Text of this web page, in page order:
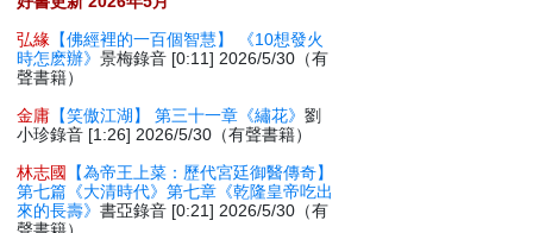
弘緣 【佛經裡的一百個智慧】 《10想發火
時怎麽辦》景梅錄音 [0:11] 2026/5/30（有
聲書籍）
金庸 【笑傲江湖】 第三十一章《繡花》劉
小珍錄音 [1:26] 2026/5/30（有聲書籍）
林志國
【為帝王上菜：歷代宮廷御醫傳奇】
第七篇《大清時代》第七章《乾隆皇帝吃出
來的長壽》書亞錄音 [0:21] 2026/5/30（有